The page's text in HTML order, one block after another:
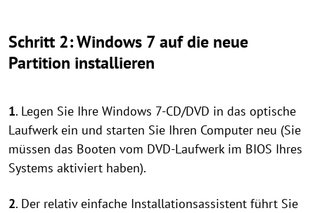
Schritt 2: Windows 7 auf die neue
Partition installieren
1. Legen Sie Ihre Windows 7-CD/DVD in das optische
Laufwerk ein und starten Sie Ihren Computer neu (Sie
müssen das Booten vom DVD-Laufwerk im BIOS Ihres
Systems aktiviert haben).
2. Der relativ einfache Installationsassistent führt Sie